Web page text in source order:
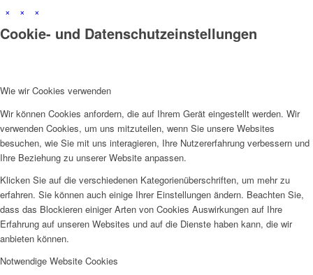
×
× ×
Cookie- und Datenschutzeinstellungen
Wie wir Cookies verwenden
Wir können Cookies anfordern, die auf Ihrem Gerät eingestellt werden. Wir
verwenden Cookies, um uns mitzuteilen, wenn Sie unsere Websites
besuchen, wie Sie mit uns interagieren, Ihre Nutzererfahrung verbessern und
Ihre Beziehung zu unserer Website anpassen.
Klicken Sie auf die verschiedenen Kategorienüberschriften, um mehr zu
erfahren. Sie können auch einige Ihrer Einstellungen ändern. Beachten Sie,
dass das Blockieren einiger Arten von Cookies Auswirkungen auf Ihre
Erfahrung auf unseren Websites und auf die Dienste haben kann, die wir
anbieten können.
Notwendige Website Cookies